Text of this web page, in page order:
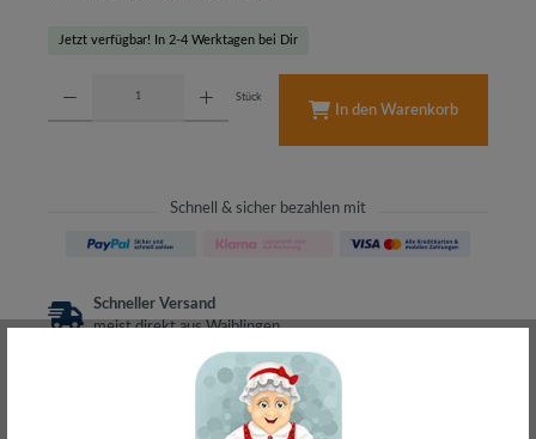
Jetzt verfügbar! In 2-4 Werktagen bei Dir
Stück
In den Warenkorb
Schnell & sicher bezahlen mit
Schneller Versand
meist direkt aus Waiblingen
30 Tage Rückgaberecht
ohne Risiko bestellen
– Frag den Profi!
kostenlos und persönlich